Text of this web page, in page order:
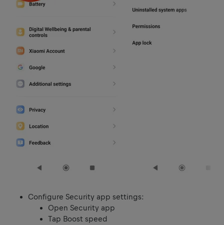
Configure Security app settings:
Open Security app
Tap Boost speed